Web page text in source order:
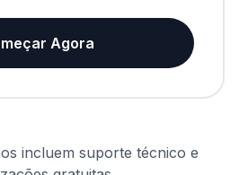
Agora
incluem suporte técnico e